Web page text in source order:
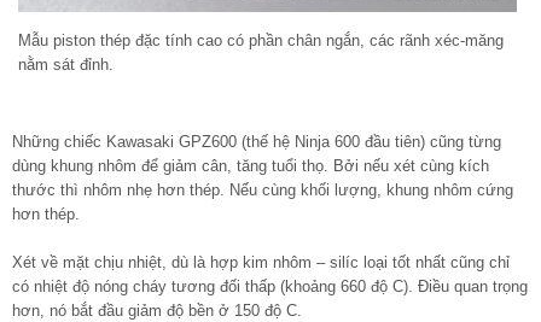
Mẫu piston thép đặc tính cao có phần chân ngắn, các rãnh xéc-măng
nằm sát đỉnh.
Những chiếc Kawasaki GPZ600 (thế hệ Ninja 600 đầu tiên) cũng từng
dùng khung nhôm để giảm cân, tăng tuổi thọ. Bởi nếu xét cùng kích
thước thì nhôm nhẹ hơn thép. Nếu cùng khối lượng, khung nhôm cứng
hơn thép.
Xét về mặt chịu nhiệt, dù là hợp kim nhôm – silíc loại tốt nhất cũng chỉ
có nhiệt độ nóng cháy tương đối thấp (khoảng 660 độ C). Điều quan trọng
hơn, nó bắt đầu giảm độ bền ở 150 độ C.